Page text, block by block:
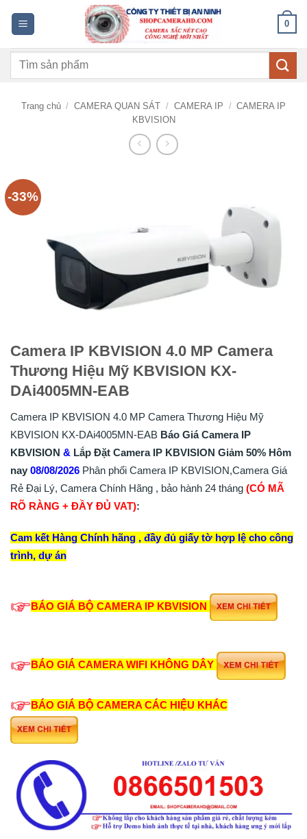
dung
0
Tìm
Trang chủ / CAMERA QUAN SÁT / CAMERA IP / CAMERA IP
KBVISION
-33%
Camera IP KBVISION 4.0 MP Camera
Thương Hiệu Mỹ KBVISION KX-
DAi4005MN-EAB
Camera IP KBVISION 4.0 MP Camera Thương Hiệu Mỹ
KBVISION KX-DAi4005MN-EAB Báo Giá Camera IP
KBVISION & Lắp Đặt Camera IP KBVISION Giảm 50% Hôm
nay 08/08/2026 Phân phối Camera IP KBVISION,Camera Giá
Rẻ Đại Lý, Camera Chính Hãng , bảo hành 24 tháng (CÓ MÃ
RÕ RÀNG + ĐẦY ĐỦ VAT):
Cam kết Hàng Chính hãng , đầy đủ giấy tờ hợp lệ cho công
trình, dự án
BÁO GIÁ BỘ CAMERA IP KBVISION
BÁO GIÁ CAMERA WIFI KHÔNG DÂY
BÁO GIÁ BỘ CAMERA CÁC HIỆU KHÁC